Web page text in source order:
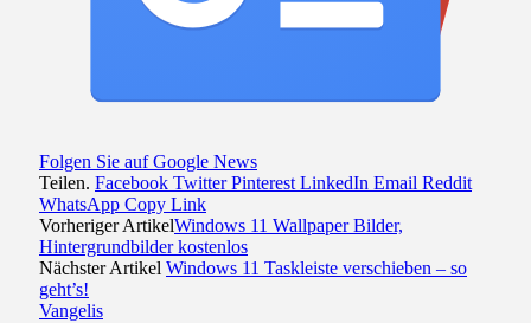
Folgen Sie auf Google News
Teilen. Facebook Twitter Pinterest LinkedIn Email Reddit
WhatsApp Copy Link
Vorheriger ArtikelWindows 11 Wallpaper Bilder,
Hintergrundbilder kostenlos
Nächster Artikel Windows 11 Taskleiste verschieben – so
geht’s!
Vangelis